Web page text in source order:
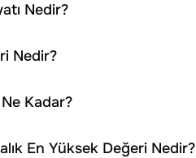
Nedir?
Nedir?
Kadar?
En Yüksek Değeri Nedir?